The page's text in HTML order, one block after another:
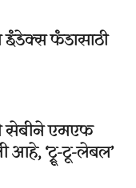
फंडासाठी
सेबीने एमएफ
‘ट्रू-टू-लेबल’